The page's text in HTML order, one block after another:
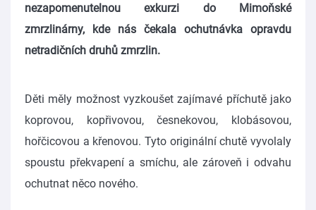
nezapomenutelnou exkurzi do Mimoňské
zmrzlinárny, kde nás čekala ochutnávka opravdu
netradičních druhů zmrzlin.
Děti měly možnost vyzkoušet zajímavé příchutě jako
koprovou, kopřivovou, česnekovou, klobásovou,
hořčicovou a křenovou. Tyto originální chutě vyvolaly
spoustu překvapení a smíchu, ale zároveň i odvahu
ochutnat něco nového.